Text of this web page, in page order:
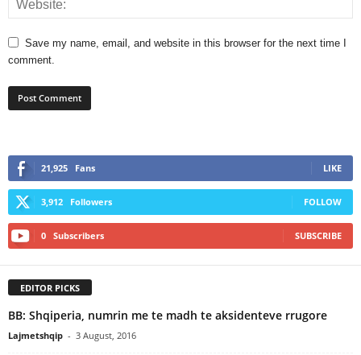
Save my name, email, and website in this browser for the next time I
comment.
21,925 Fans LIKE
3,912 Followers FOLLOW
0 Subscribers SUBSCRIBE
EDITOR PICKS
BB: Shqiperia, numrin me te madh te aksidenteve rrugore
Lajmetshqip - 3 August, 2016